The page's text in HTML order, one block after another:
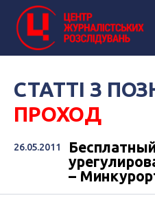
СТАТТІ З
ПРОХОД
26.05.2011
–